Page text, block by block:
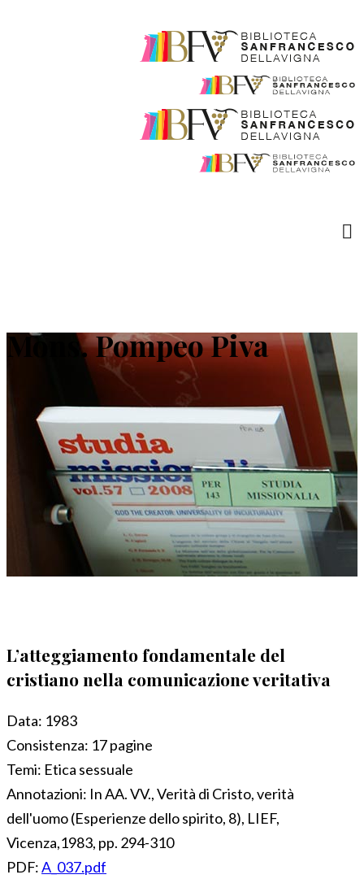
Mons. Pompeo Piva
L’atteggiamento fondamentale del
cristiano nella comunicazione veritativa
Data: 1983
Consistenza: 17 pagine
Temi: Etica sessuale
Annotazioni: In AA. VV., Verità di Cristo, verità
dell'uomo (Esperienze dello spirito, 8), LIEF,
Vicenza,1983, pp. 294-310
PDF:A_037.pdf